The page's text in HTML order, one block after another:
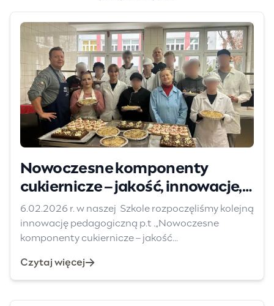
Nowoczesne komponenty
cukiernicze – jakość, innowacje,
inspiracje
6.02.2026 r. w naszej Szkole rozpoczęliśmy kolejną
innowację pedagogiczną p.t .„Nowoczesne
komponenty cukiernicze – jakość...
Czytaj więcej